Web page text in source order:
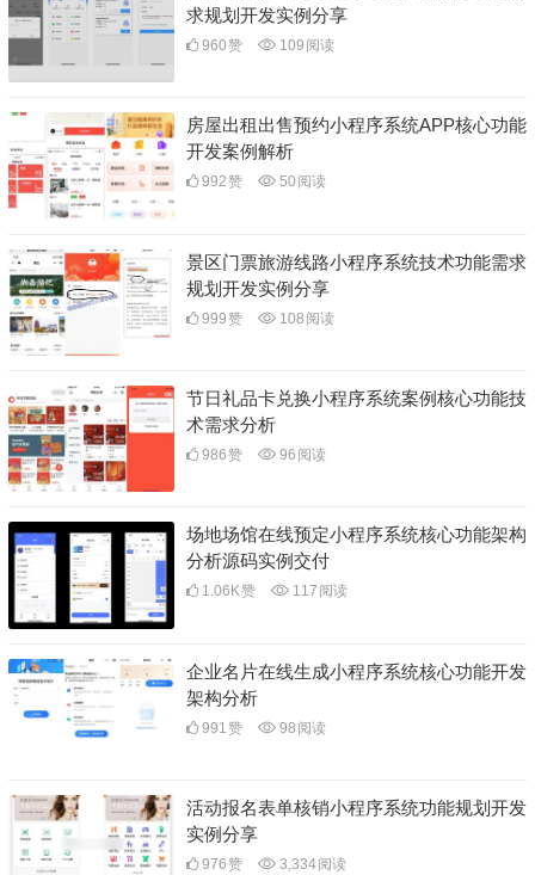
求规划开发实例分享
960赞 109 阅读
房屋出租出售预约小程序系统APP核心功能
开发案例解析
992赞 50 阅读
景区门票旅游线路小程序系统技术功能需求
规划开发实例分享
999赞 108 阅读
节日礼品卡兑换小程序系统案例核心功能技
术需求分析
986赞 96 阅读
场地场馆在线预定小程序系统核心功能架构
分析源码实例交付
1.06K赞 117 阅读
企业名片在线生成小程序系统核心功能开发
架构分析
991赞 98 阅读
活动报名表单核销小程序系统功能规划开发
实例分享
976赞 3,334阅读